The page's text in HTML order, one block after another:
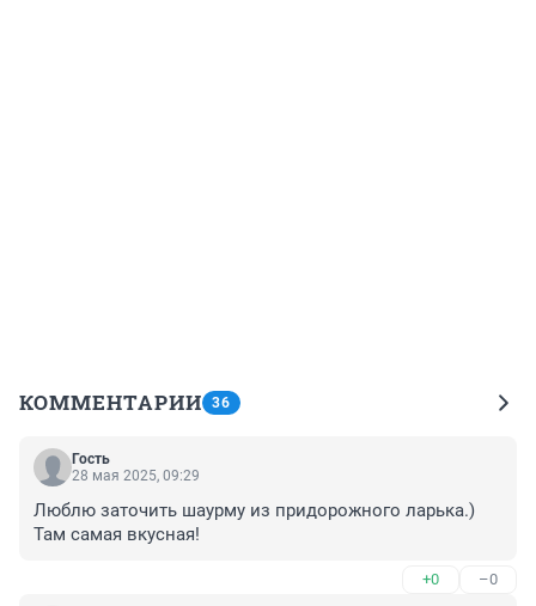
КОММЕНТАРИИ 36
Гость
28 мая 2025, 09:29
Люблю заточить шаурму из придорожного ларька.)
Там самая вкусная!
+0 –0